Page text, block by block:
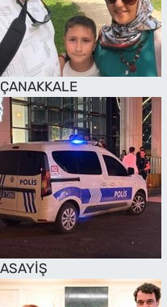
ÇANAKKALE
ASAYİŞ
SAĞLIK
TV REHBERİ